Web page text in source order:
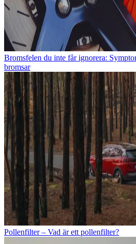
Bromsfelen du inte får ignorera:
bromsar
Pollenfilter – Vad är ett pollenfilter?